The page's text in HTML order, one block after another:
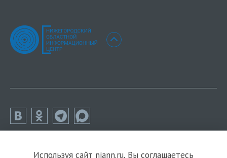
Используя сайт niann.ru, Вы соглашаетесь